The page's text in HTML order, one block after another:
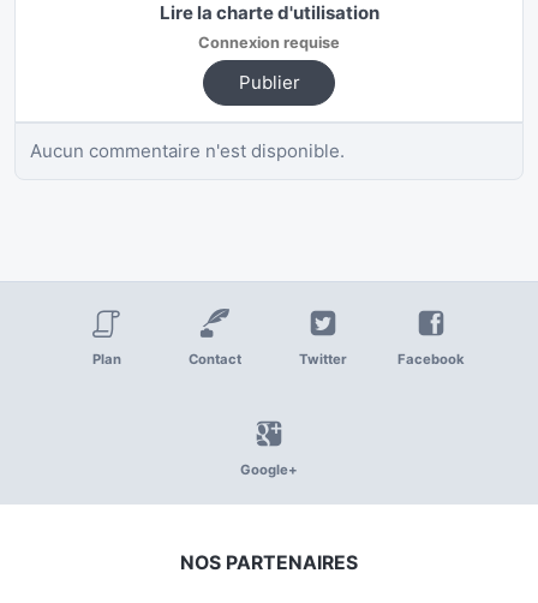
Lire la charte d'utilisation
Connexion requise
Publier
Aucun commentaire n'est disponible.
Plan Contact Twitter Facebook
Google+
NOS PARTENAIRES